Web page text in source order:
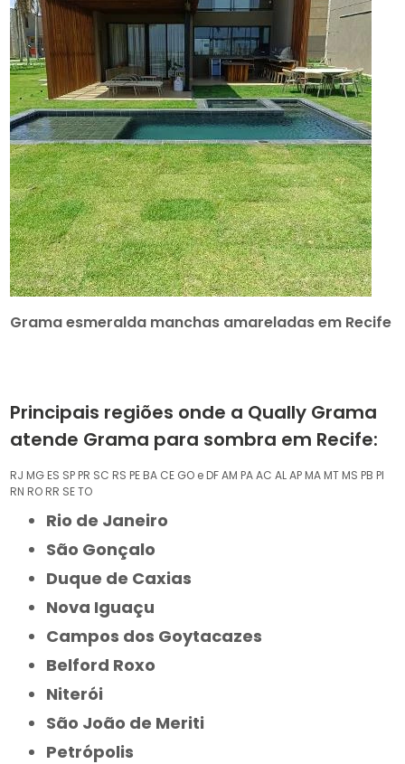
Grama esmeralda manchas amareladas em Recife
Principais regiões onde a Qually Grama
atende Grama para sombra em Recife:
RJ MG ES SP PR SC RS PE BA CE GO e DFAM PAAC ALAP MA MT MS PB PI
RN RO RR SETO
Rio de Janeiro
São Gonçalo
Duque de Caxias
Nova Iguaçu
Campos dos Goytacazes
Belford Roxo
Niterói
São João de Meriti
Petrópolis